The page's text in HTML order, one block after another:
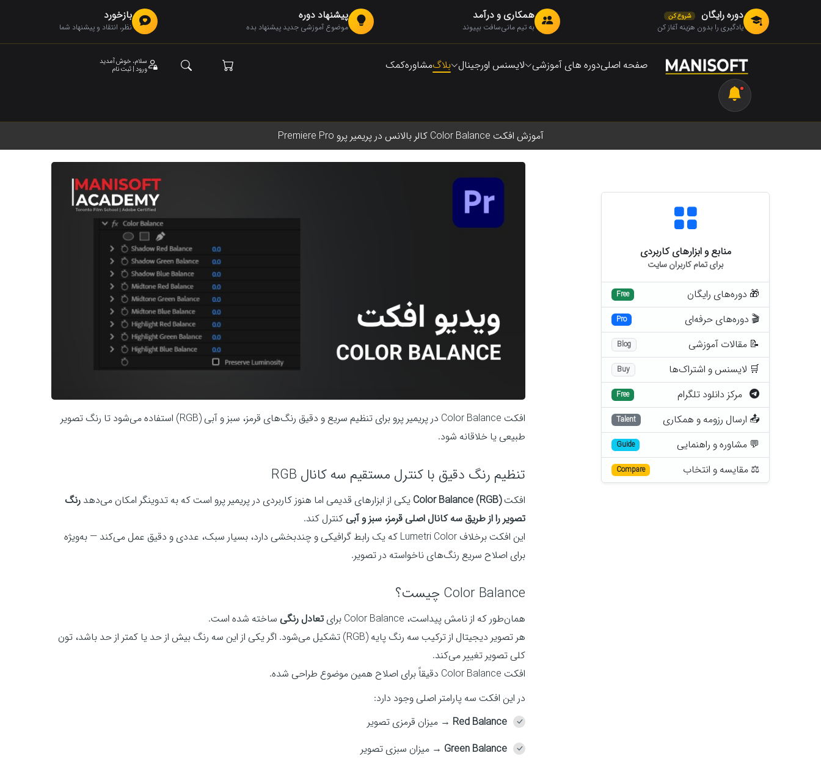
دوره رایگان شروع کن
یادگیری را بدون هزینه آغاز کن
همکاری و درآمد
به تیم مانی‌سافت بپیوند
پیشنهاد دوره
موضوع آموزشی جدید پیشنهاد بده
بازخورد
نظر، انتقاد و پیشنهاد شما
صفحه اصلیدوره های آموزشی لایسنس اورجینال بلاگمشاورهکمک سلام، خوش آمدید
ورود | ثبت نام
آموزش افکت Color Balance کالر بالانس در پریمیر پرو Premiere Pro
منابع و ابزارهای کاربردی
برای تمام کاربران سایت
🎁 دوره‌های رایگان Free
🎬 دوره‌های حرفه‌ای Pro
📝 مقالات آموزشی Blog
🛒 لایسنس و اشتراک‌ها Buy
مرکز دانلود تلگرام Free
📤 ارسال رزومه و همکاری Talent
💬 مشاوره و راهنمایی Guide
⚖️ مقایسه و انتخاب Compare
افکت Color Balance در پریمیر پرو برای تنظیم سریع و دقیق رنگ‌های قرمز، سبز و آبی (RGB) استفاده می‌شود تا رنگ تصویر
طبیعی یا خلاقانه شود.
تنظیم رنگ دقیق با کنترل مستقیم سه کانال RGB
افکتColor Balance (RGB) یکی از ابزارهای قدیمی اما هنوز کاربردی در پریمیر پرو است که به تدوینگر امکان می‌دهد رنگ
تصویر را از طریق سه کانال اصلی قرمز، سبز و آبیکنترل کند.
این افکت برخلاف Lumetri Color که یک رابط گرافیکی و چندبخشی دارد، بسیار سبک، عددی و دقیق عمل می‌کند — به‌ویژه
برای اصلاح سریع رنگ‌های ناخواسته در تصویر.
Color Balance چیست؟
همان‌طور که از نامش پیداست، Color Balance برای تعادل رنگی ساخته شده است.
هر تصویر دیجیتال از ترکیب سه رنگ پایه (RGB) تشکیل می‌شود. اگر یکی از این سه رنگ بیش از حد یا کمتر از حد باشد، تون
کلی تصویر تغییر می‌کند.
افکت Color Balance دقیقاً برای اصلاح همین موضوع طراحی شده.
در این افکت سه پارامتر اصلی وجود دارد:
Red Balance → میزان قرمزی تصویر
Green Balance → میزان سبزی تصویر